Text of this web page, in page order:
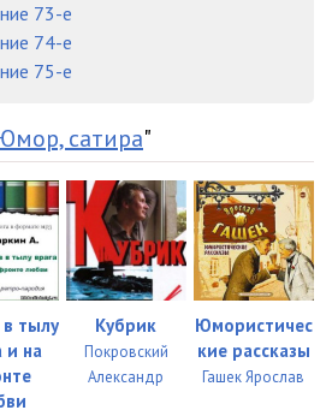
73-е
74-е
75-е
сатира"
тылу
и на
Кубрик
Покровский
Александр
Юмористичес
кие рассказы
Гашек Ярослав